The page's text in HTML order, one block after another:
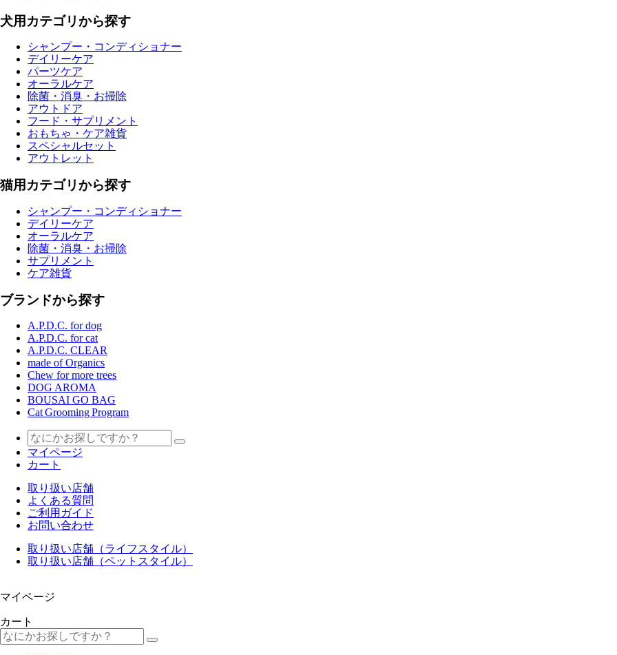
犬用カテゴリから探す
シャンプー・コンディショナー
デイリーケア
パーツケア
オーラルケア
除菌・消臭・お掃除
アウトドア
フード・サプリメント
おもちゃ・ケア雑貨
スペシャルセット
アウトレット
猫用カテゴリから探す
シャンプー・コンディショナー
デイリーケア
オーラルケア
除菌・消臭・お掃除
サプリメント
ケア雑貨
ブランドから探す
A.P.D.C. for dog
A.P.D.C. for cat
A.P.D.C. CLEAR
made of Organics
Chew for more trees
DOG AROMA
BOUSAI GO BAG
Cat Grooming Program
マイページ
カート
取り扱い店舗
よくある質問
ご利用ガイド
お問い合わせ
取り扱い店舗（ライフスタイル）
取り扱い店舗（ペットスタイル）
マイページ
カート